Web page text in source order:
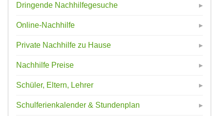
Dringende Nachhilfegesuche
Online-Nachhilfe
Private Nachhilfe zu Hause
Nachhilfe Preise
Schüler, Eltern, Lehrer
Schulferienkalender & Stundenplan